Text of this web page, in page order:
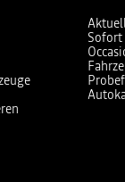
Sofort